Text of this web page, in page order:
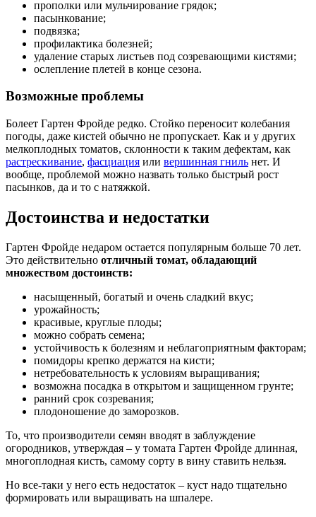
прополки или мульчирование грядок;
пасынкование;
подвязка;
профилактика болезней;
удаление старых листьев под созревающими кистями;
ослепление плетей в конце сезона.
Возможные проблемы
Болеет Гартен Фройде редко. Стойко переносит колебания
погоды, даже кистей обычно не пропускает. Как и у других
мелкоплодных томатов, склонности к таким дефектам, как
растрескивание, фасциация или вершинная гниль нет. И
вообще, проблемой можно назвать только быстрый рост
пасынков, да и то с натяжкой.
Достоинства и недостатки
Гартен Фройде недаром остается популярным больше 70 лет.
Это действительно отличный томат, обладающий
множеством достоинств:
насыщенный, богатый и очень сладкий вкус;
урожайность;
красивые, круглые плоды;
можно собрать семена;
устойчивость к болезням и неблагоприятным факторам;
помидоры крепко держатся на кисти;
нетребовательность к условиям выращивания;
возможна посадка в открытом и защищенном грунте;
ранний срок созревания;
плодоношение до заморозков.
То, что производители семян вводят в заблуждение
огородников, утверждая – у томата Гартен Фройде длинная,
многоплодная кисть, самому сорту в вину ставить нельзя.
Но все-таки у него есть недостаток – куст надо тщательно
формировать или выращивать на шпалере.